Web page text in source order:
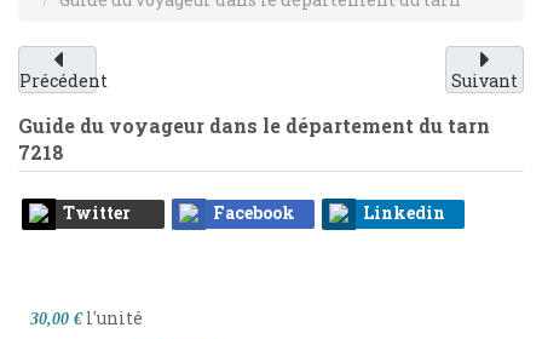
Précédent Suivant
Guide du voyageur dans le département du tarn
7218
Twitter Facebook Linkedin
30,00 € l'unité